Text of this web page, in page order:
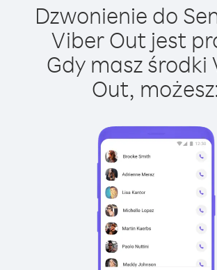
Dzwonienie do
Viber Out jest
Gdy masz środki
Out,